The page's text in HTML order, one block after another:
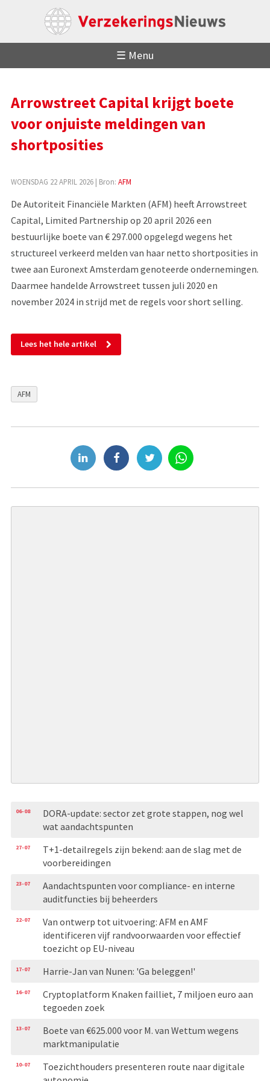
☰ Menu
Arrowstreet Capital krijgt boete
voor onjuiste meldingen van
shortposities
WOENSDAG 22 APRIL 2026| Bron: AFM
De Autoriteit Financiële Markten (AFM) heeft Arrowstreet
Capital, Limited Partnership op 20 april 2026 een
bestuurlijke boete van € 297.000 opgelegd wegens het
structureel verkeerd melden van haar netto shortposities in
twee aan Euronext Amsterdam genoteerde ondernemingen.
Daarmee handelde Arrowstreet tussen juli 2020 en
november 2024 in strijd met de regels voor short selling.
Lees het hele artikel
AFM
06-08
DORA-update: sector zet grote stappen, nog wel
wat aandachtspunten
27-07
T+1-detailregels zijn bekend: aan de slag met de
voorbereidingen
23-07
Aandachtspunten voor compliance- en interne
auditfuncties bij beheerders
22-07
Van ontwerp tot uitvoering: AFM en AMF
identificeren vijf randvoorwaarden voor effectief
toezicht op EU-niveau
17-07 Harrie-Jan van Nunen: 'Ga beleggen!'
16-07
Cryptoplatform Knaken failliet, 7 miljoen euro aan
tegoeden zoek
13-07
Boete van €625.000 voor M. van Wettum wegens
marktmanipulatie
10-07
Toezichthouders presenteren route naar digitale